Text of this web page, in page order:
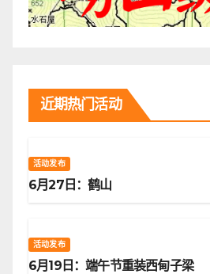
近期热门活动
活动发布
6月27日：鹤山
活动发布
6月19日：端午节重装西甸子梁